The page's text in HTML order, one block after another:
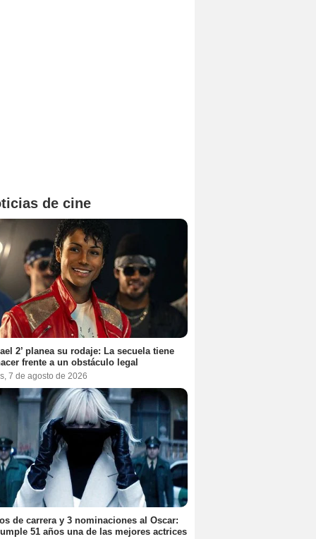
de cine
2’ planea su rodaje: La secuela tiene
frente a un obstáculo legal
7 de agosto de 2026
de carrera y 3 nominaciones al Oscar:
51 años una de las mejores actrices